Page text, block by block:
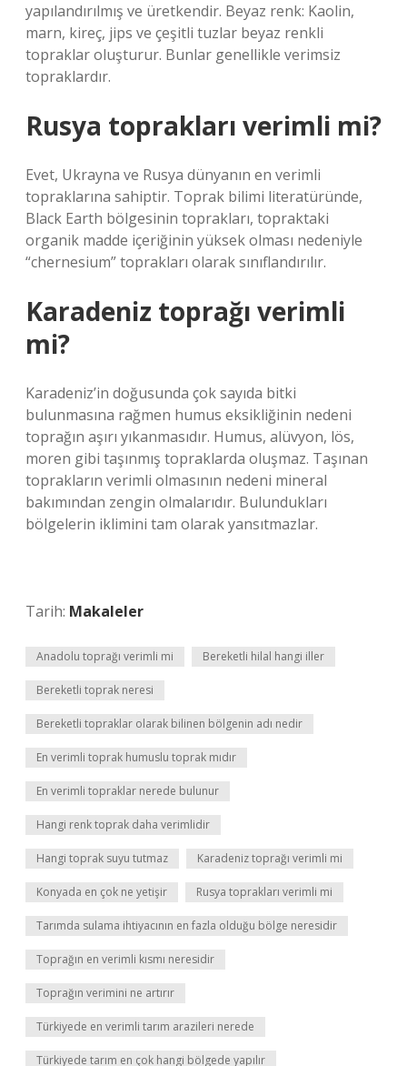
yapılandırılmış ve üretkendir. Beyaz renk: Kaolin,
marn, kireç, jips ve çeşitli tuzlar beyaz renkli
topraklar oluşturur. Bunlar genellikle verimsiz
topraklardır.
Rusya toprakları verimli mi?
Evet, Ukrayna ve Rusya dünyanın en verimli
topraklarına sahiptir. Toprak bilimi literatüründe,
Black Earth bölgesinin toprakları, topraktaki
organik madde içeriğinin yüksek olması nedeniyle
“chernesium” toprakları olarak sınıflandırılır.
Karadeniz toprağı verimli
mi?
Karadeniz’in doğusunda çok sayıda bitki
bulunmasına rağmen humus eksikliğinin nedeni
toprağın aşırı yıkanmasıdır. Humus, alüvyon, lös,
moren gibi taşınmış topraklarda oluşmaz. Taşınan
toprakların verimli olmasının nedeni mineral
bakımından zengin olmalarıdır. Bulundukları
bölgelerin iklimini tam olarak yansıtmazlar.
Tarih: Makaleler
Anadolu toprağı verimli mi Bereketli hilal hangi iller
Bereketli toprak neresi
Bereketli topraklar olarak bilinen bölgenin adı nedir
En verimli toprak humuslu toprak mıdır
En verimli topraklar nerede bulunur
Hangi renk toprak daha verimlidir
Hangi toprak suyu tutmaz Karadeniz toprağı verimli mi
Konyada en çok ne yetişir Rusya toprakları verimli mi
Tarımda sulama ihtiyacının en fazla olduğu bölge neresidir
Toprağın en verimli kısmı neresidir
Toprağın verimini ne artırır
Türkiyede en verimli tarım arazileri nerede
Türkiyede tarım en çok hangi bölgede yapılır